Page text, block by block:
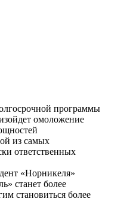
программы
омоложение
из самых
ответственных
«Норникеля»
станет более
становиться более